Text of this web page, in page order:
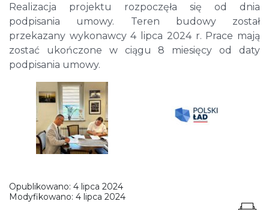
Realizacja projektu rozpoczęła się od dnia
podpisania umowy. Teren budowy został
przekazany wykonawcy 4 lipca 2024 r. Prace mają
zostać ukończone w ciągu 8 miesięcy od daty
podpisania umowy.
Opublikowano: 4 lipca 2024
Modyfikowano: 4 lipca 2024